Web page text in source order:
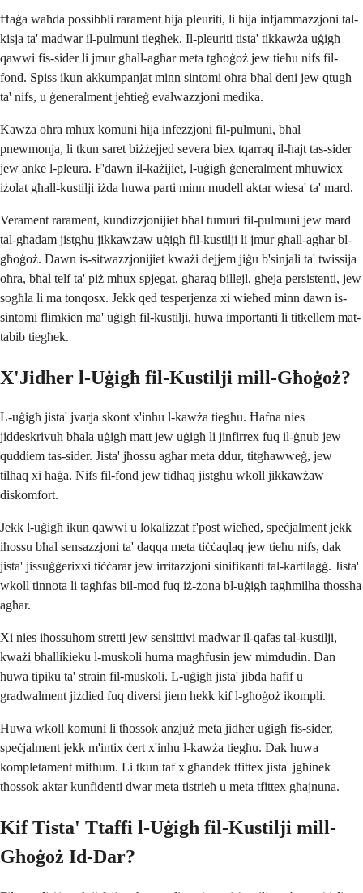
Ħaġa waħda possibbli rarament hija pleuriti, li hija infjammazzjoni tal-
kisja ta' madwar il-pulmuni tiegħek. Il-pleuriti tista' tikkawża uġigħ
qawwi fis-sider li jmur għall-agħar meta tgħoġoż jew tieħu nifs fil-
fond. Spiss ikun akkumpanjat minn sintomi oħra bħal deni jew qtugħ
ta' nifs, u ġeneralment jeħtieġ evalwazzjoni medika.
Kawża oħra mhux komuni hija infezzjoni fil-pulmuni, bħal
pnewmonja, li tkun saret biżżejjed severa biex tqarraq il-ħajt tas-sider
jew anke l-pleura. F'dawn il-każijiet, l-uġigħ ġeneralment mhuwiex
iżolat għall-kustilji iżda huwa parti minn mudell aktar wiesa' ta' mard.
Verament rarament, kundizzjonijiet bħal tumuri fil-pulmuni jew mard
tal-għadam jistgħu jikkawżaw uġigħ fil-kustilji li jmur għall-agħar bl-
għoġoż. Dawn is-sitwazzjonijiet kważi dejjem jiġu b'sinjali ta' twissija
oħra, bħal telf ta' piż mhux spjegat, għaraq billejl, għeja persistenti, jew
sogħla li ma tonqosx. Jekk qed tesperjenza xi wieħed minn dawn is-
sintomi flimkien ma' uġigħ fil-kustilji, huwa importanti li titkellem mat-
tabib tiegħek.
X'Jidher l-Uġigħ fil-Kustilji mill-Għoġoż?
L-uġigħ jista' jvarja skont x'inhu l-kawża tiegħu. Ħafna nies
jiddeskrivuh bħala uġigħ matt jew uġigħ li jinfirrex fuq il-ġnub jew
quddiem tas-sider. Jista' jħossu agħar meta ddur, titgħawweġ, jew
tilħaq xi ħaġa. Nifs fil-fond jew tidħaq jistgħu wkoll jikkawżaw
diskomfort.
Jekk l-uġigħ ikun qawwi u lokalizzat f'post wieħed, speċjalment jekk
iħossu bħal sensazzjoni ta' daqqa meta tiċċaqlaq jew tieħu nifs, dak
jista' jissuġġerixxi tiċċarar jew irritazzjoni sinifikanti tal-kartilaġġ. Jista'
wkoll tinnota li tagħfas bil-mod fuq iż-żona bl-uġigħ tagħmilha tħossha
agħar.
Xi nies iħossuhom stretti jew sensittivi madwar il-qafas tal-kustilji,
kważi bħallikieku l-muskoli huma magħfusin jew mimdudin. Dan
huwa tipiku ta' strain fil-muskoli. L-uġigħ jista' jibda ħafif u
gradwalment jiżdied fuq diversi jiem hekk kif l-għoġoż ikompli.
Huwa wkoll komuni li tħossok anzjuż meta jidher uġigħ fis-sider,
speċjalment jekk m'intix ċert x'inhu l-kawża tiegħu. Dak huwa
kompletament mifhum. Li tkun taf x'għandek tfittex jista' jgħinek
tħossok aktar kunfidenti dwar meta tistrieħ u meta tfittex għajnuna.
Kif Tista' Ttaffi l-Uġigħ fil-Kustilji mill-
Għoġoż Id-Dar?